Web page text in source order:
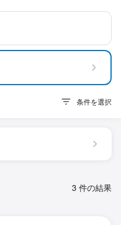
条件を選択
3 件の結果